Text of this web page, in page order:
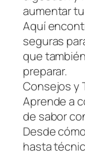
aumentar
Aquí
seguras
que
preparar.
Consejos y
Aprende a
de sabor
Desde
hasta